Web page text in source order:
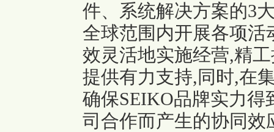
件、系统解决方案的3
全球范围内开展各项活
效灵活地实施经营,精
提供有力支持,同时,在
确保SEIKO品牌实力
司合作而产生的协同